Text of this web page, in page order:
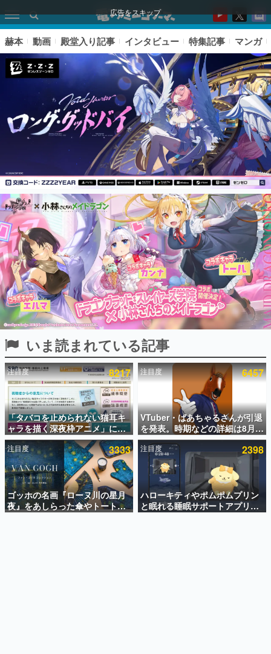
広告をスキップ
ピックアップ
電ファミのいま読まれている記事ランキング
アプリセール情報
インタビュー
連載・特集一覧
殿堂入り記事
SNS拡散数が数千以上！ ページビュー数万以上！ などな
ど。多くの人々に読まれた、電ファミ渾身の“殿堂入り”記
事をまとめました。
ゲームの企画書
名作ゲームクリエイターの方々に製作時のエピソードをお
聞きし、ヒットする企画（ゲーム）とは何か？を探ってい
きます。
赫本
この物語を解いてはいけない。『赫本』は、〈試験問題〉
の形をした短編ホラー小説集です。
新世代に訊く
これからのデジタルゲーム市場を担う若きクリエイター達
の姿を追い、彼らのルーツと情熱を探っていきます。
赫本 動画 殿堂入り記事 インタビュー 特集記事 マンガ
いま読まれている記事
注目度 8217
「タバコを止められない猫耳キ
ャラを描く深夜枠アニメ」に視
聴者の一部から批判意見。違法
薬物の使用と思しき描写も含め
て、BPOが議論を交わす
注目度 6457
VTuber・ばあちゃるさんが引退
を発表。時期などの詳細は8月9
日15時からの配信で説明
注目度 3333
ゴッホの名画『ローヌ川の星月
夜』をあしらった傘やトートバ
ッグなどが登場。8月7日21時よ
注目度 2398
ハローキティやポムポムプリン
と眠れる睡眠サポートアプリ
『ゆめたび』が配信中。キャラ